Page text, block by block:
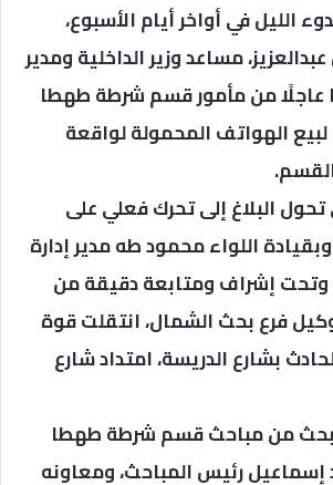
الليل في أواخر أيام الأسبوع،
مساعد وزير الداخلية ومدير
عاجلًا من مأمور قسم شرطة طهطا
الهواتف المحمولة لواقعة
البلاغ إلى تحرك فعلي على
اللواء محمود طه مدير إدارة
وتحت إشراف ومتابعة دقيقة من
فرع بحث الشمال، انتقلت قوة
بشارع الدريسة، امتداد شارع
من مباحث قسم شرطة طهطا
إسماعيل رئيس المباحث، ومعاونه